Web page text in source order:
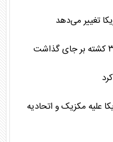
تغییر می‌دهد
۳۰ درصدی آمریکا علیه مکزیک و اتحادیه